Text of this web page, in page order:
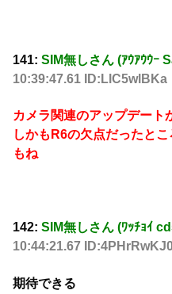
141: SIM無しさん (ｱｳｱｳｳｰ
10:39:47.61 ID:LlC5wlBKa
カメラ関連のアップデート
しかもR6の欠点だったと
もね
142: SIM無しさん (ﾜｯﾁｮｲ
10:44:21.67
期待できる